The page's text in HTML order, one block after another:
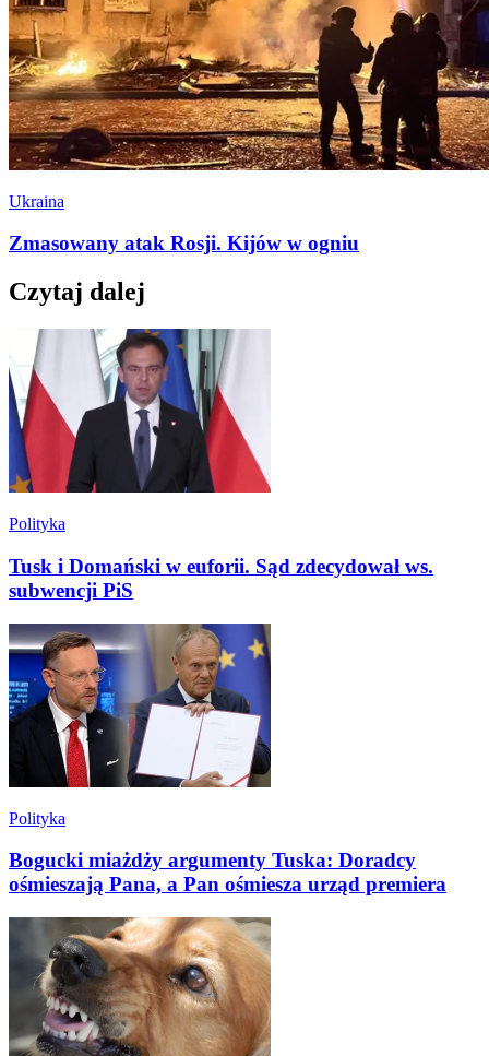
Ukraina
Zmasowany atak Rosji. Kijów w ogniu
Czytaj dalej
Polityka
Tusk i Domański w euforii. Sąd zdecydował ws.
subwencji PiS
Polityka
Bogucki miażdży argumenty Tuska: Doradcy
ośmieszają Pana, a Pan ośmiesza urząd premiera